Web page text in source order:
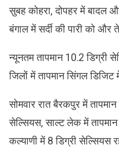
सुबह कोहरा, दोपहर में बादल
बंगाल में सर्दी की पारी को और
न्यूनतम तापमान 10.2 डिग्री
जिलों में तापमान सिंगल
सोमवार रात बैरकपुर में
सेल्सियस, साल्ट लेक में
कल्याणी में 8 डिग्री सेल्सियस